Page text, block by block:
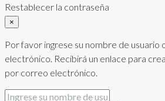
Restablecer la contraseña
×
Por favor ingrese su nombre de
electrónico. Recibirá un enlace para
por correo electrónico.